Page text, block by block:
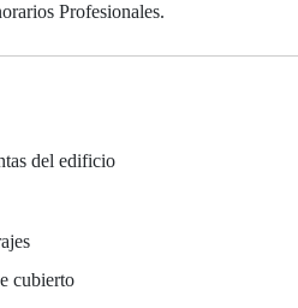
Profesionales.
del edificio
cubierto